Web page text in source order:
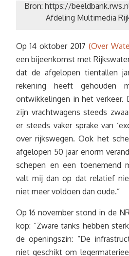
Bron: https://
Afdeling Multimedia
Op 14 oktober 2017 (Over
een bijeenkomst met
dat de afgelopen tientallen
rekening heeft gehouden
ontwikkelingen in het verkeer.
zijn vrachtwagens steeds
er steeds vaker sprake van
over rijkswegen. Ook het
afgelopen 50 jaar enorm
schepen en een toenemend
valt mij dan op dat relatief
niet meer voldoen dan oude.”
Op 16 november stond in de
kop: “Zware tanks hebben
de openingszin: “De
niet geschikt om